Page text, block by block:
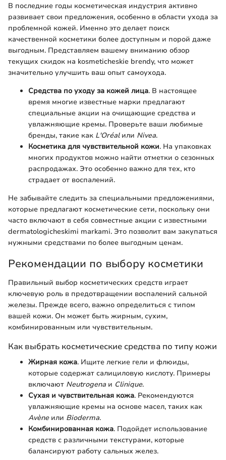
В последние годы косметическая индустрия активно
развивает свои предложения, особенно в области ухода за
проблемной кожей. Именно это делает поиск
качественной косметики более доступным и порой даже
выгодным. Представляем вашему вниманию обзор
текущих скидок на kosmeticheskie brendy, что может
значительно улучшить ваш опыт самоухода.
Средства по уходу за кожей лица. В настоящее
время многие известные марки предлагают
специальные акции на очищающие средства и
увлажняющие кремы. Проверьте ваши любимые
бренды, такие как L'Oréalили Nivea.
Косметика для чувствительной кожи. На упаковках
многих продуктов можно найти отметки о сезонных
распродажах. Это особенно важно для тех, кто
страдает от воспалений.
Не забывайте следить за специальными предложениями,
которые предлагают косметические сети, поскольку они
часто включают в себя совместные акции с известными
dermatologicheskimi markami. Это позволит вам закупаться
нужными средствами по более выгодным ценам.
Рекомендации по выбору косметики
Правильный выбор косметических средств играет
ключевую роль в предотвращении воспалений сальной
железы. Прежде всего, важно определиться с типом
вашей кожи. Он может быть жирным, сухим,
комбинированным или чувствительным.
Как выбрать косметические средства по типу кожи
Жирная кожа. Ищите легкие гели и флюиды,
которые содержат салициловую кислоту. Примеры
включают Neutrogena и Clinique.
Сухая и чувствительная кожа. Рекомендуются
увлажняющие кремы на основе масел, таких как
Avèneили Bioderma.
Комбинированная кожа. Подойдет использование
средств с различными текстурами, которые
балансируют работу сальных желез.